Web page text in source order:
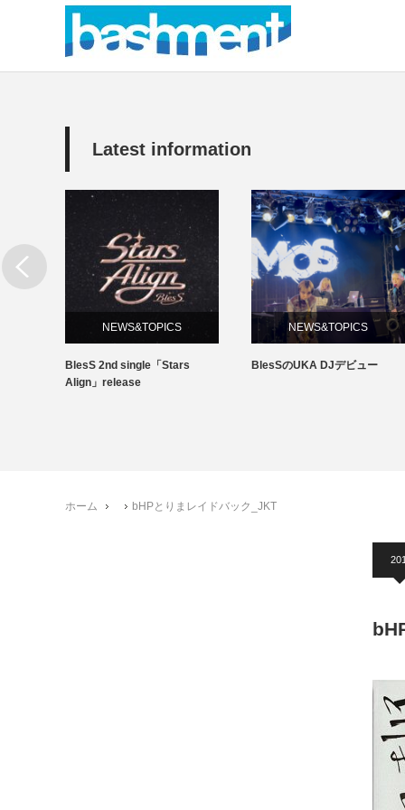
Latest information
NEWS&TOPICS
BlesS 2nd single「Stars
Align」release
NEWS&TOPICS
BlesSのUKA DJデビュー
ホーム bHPとりまレイドバック_JKT